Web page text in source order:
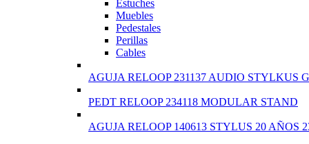
Estuches
Muebles
Pedestales
Perillas
Cables
AGUJA RELOOP 231137 AUDIO STYLKUS
PEDT RELOOP 234118 MODULAR STAND
AGUJA RELOOP 140613 STYLUS 20 AÑOS